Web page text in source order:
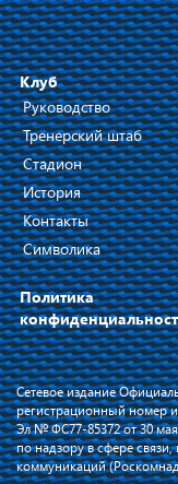
Клуб
Руководство
Тренерский штаб
Стадион
История
Контакты
Символика
Политика
Сетевое издание
регистрационный номер
Эл № ФС77-85372 от 30
по надзору в сфере
коммуникаций